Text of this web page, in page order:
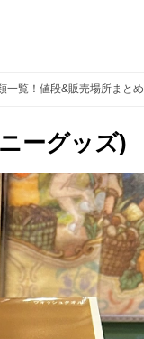
一覧！値段&販売場所まとめ
ーグッズ)